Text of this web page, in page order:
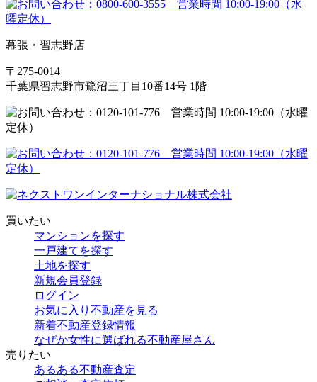
幕張・習志野店
〒275-0014
千葉県習志野市鷺沼三丁目10番14号 1階
買いたい
マンションを探す
一戸建てを探す
土地を探す
新規会員登録
ログイン
お気に入り不動産を見る
新着不動産登録情報
なぜか女性に選ばれる不動産屋さん
売りたい
あるある不動産査定